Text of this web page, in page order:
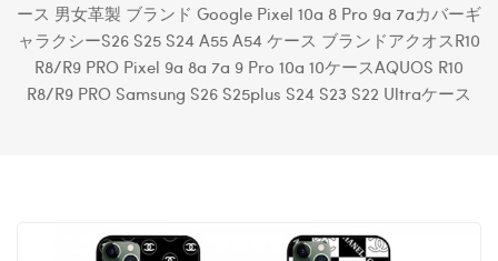
ース 男女革製 ブランド Google Pixel 10a 8 Pro 9a 7aカバーギ
ャラクシーs26 S25 S24 A55 A54 ケース ブランドアクオスR10
R8/R9 PRO Pixel 9a 8a 7a 9 Pro 10a 10ケースAQUOS R10
R8/R9 PRO Samsung S26 S25plus S24 S23 S22 Ultraケース